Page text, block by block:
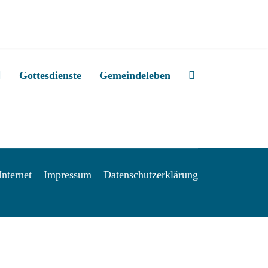
Gottesdienste Gemeindeleben
Impressum Datenschutzerklärung